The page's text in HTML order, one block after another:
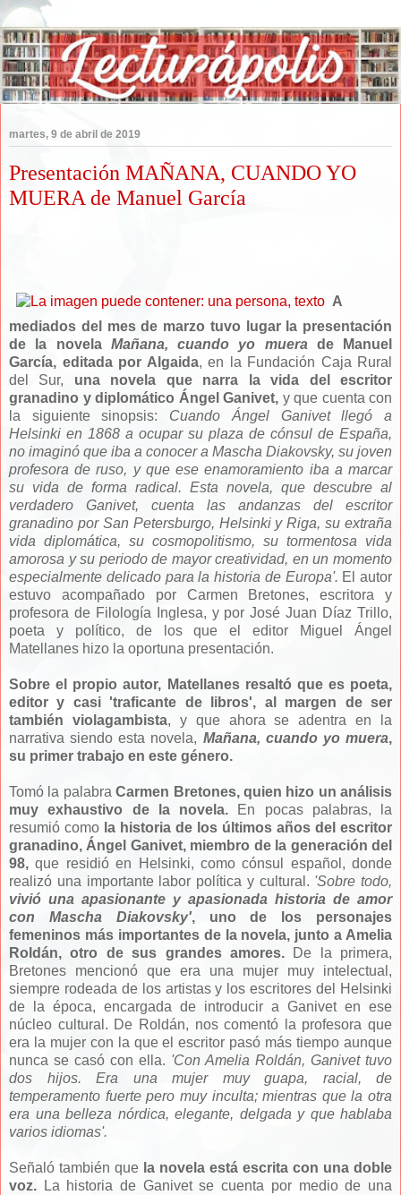
martes, 9 de abril de 2019
Presentación MAÑANA, CUANDO YO
MUERA de Manuel García
A
mediados del mes de marzo tuvo lugar la presentación
de la novela Mañana, cuando yo muerade Manuel
García, editada por Algaida, en la Fundación Caja Rural
del Sur, una novela que narra la vida del escritor
granadino y diplomático Ángel Ganivet, y que cuenta con
la siguiente sinopsis: Cuando Ángel Ganivet llegó a
Helsinki en 1868 a ocupar su plaza de cónsul de España,
no imaginó que iba a conocer a Mascha Diakovsky, su joven
profesora de ruso, y que ese enamoramiento iba a marcar
su vida de forma radical. Esta novela, que descubre al
verdadero Ganivet, cuenta las andanzas del escritor
granadino por San Petersburgo, Helsinki y Riga, su extraña
vida diplomática, su cosmopolitismo, su tormentosa vida
amorosa y su periodo de mayor creatividad, en un momento
especialmente delicado para la historia de Europa'. El autor
estuvo acompañado por Carmen Bretones, escritora y
profesora de Filología Inglesa, y por José Juan Díaz Trillo,
poeta y político, de los que el editor Miguel Ángel
Matellanes hizo la oportuna presentación.
Sobre el propio autor, Matellanes resaltó que es poeta,
editor y casi 'traficante de libros', al margen de ser
también violagambista, y que ahora se adentra en la
narrativa siendo esta novela, Mañana, cuando yo muera,
su primer trabajo en este género.
Tomó la palabraCarmen Bretones, quien hizo un análisis
muy exhaustivo de la novela. En pocas palabras, la
resumió como la historia de los últimos años del escritor
granadino, Ángel Ganivet, miembro de la generación del
98,que residió en Helsinki, como cónsul español, donde
realizó una importante labor política y cultural. 'Sobre todo,
vivió una apasionante y apasionada historia de amor
con Mascha Diakovsky', uno de los personajes
femeninos más importantes de la novela, junto a Amelia
Roldán, otro de sus grandes amores.
De la primera,
Bretones mencionó que era una mujer muy intelectual,
siempre rodeada de los artistas y los escritores del Helsinki
de la época, encargada de introducir a Ganivet en ese
núcleo cultural. De Roldán, nos comentó la profesora que
era la mujer con la que el escritor pasó más tiempo aunque
nunca se casó con ella. 'Con Amelia Roldán, Ganivet tuvo
dos hijos. Era una mujer muy guapa, racial, de
temperamento fuerte pero muy inculta; mientras que la otra
era una belleza nórdica, elegante, delgada y que hablaba
varios idiomas'.
Señaló también que la novela está escrita con una doble
voz. La historia de Ganivet se cuenta por medio de una